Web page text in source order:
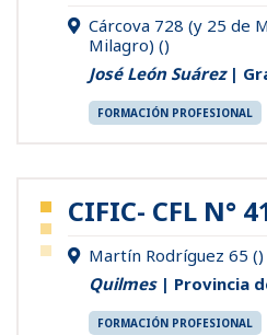
Cárcova 728 (y 25 de
Milagro) ()
José León Suárez|
FORMACIÓN PROFESIONAL
CIFIC- CFL N°
Martín Rodríguez 65 ()
Quilmes| Provincia
FORMACIÓN PROFESIONAL